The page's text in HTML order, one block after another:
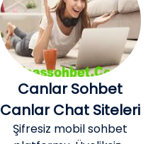
Canlar Sohbet
Canlar Chat Siteleri
Şifresiz mobil sohbet